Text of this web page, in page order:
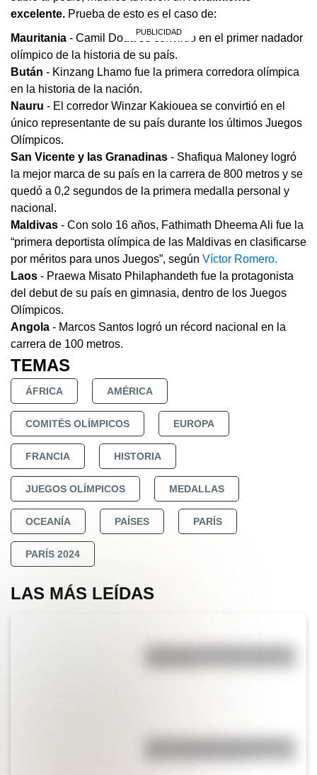
excelente. Prueba de esto es el caso de:
Mauritania - Camil Doua se convirtió en el primer nadador
olímpico de la historia de su país.
Bután - Kinzang Lhamo fue la primera corredora olímpica
en la historia de la nación.
Nauru - El corredor Winzar Kakiouea se convirtió en el
único representante de su país durante los últimos Juegos
Olímpicos.
San Vicente y las Granadinas - Shafiqua Maloney logró
la mejor marca de su país en la carrera de 800 metros y se
quedó a 0,2 segundos de la primera medalla personal y
nacional.
Maldivas - Con solo 16 años, Fathimath Dheema Ali fue la
“primera deportista olímpica de las Maldivas en clasificarse
por méritos para unos Juegos”, según Víctor Romero.
Laos - Praewa Misato Philaphandeth fue la protagonista
del debut de su país en gimnasia, dentro de los Juegos
Olímpicos.
Angola - Marcos Santos logró un récord nacional en la
carrera de 100 metros.
TEMAS
ÁFRICA AMÉRICA
COMITÉS OLÍMPICOS EUROPA
FRANCIA HISTORIA
JUEGOS OLÍMPICOS MEDALLAS
OCEANÍA PAÍSES PARÍS
PARÍS 2024
LAS MÁS LEÍDAS
La vida de San Martín contada
Las 12 máximas de San Martín